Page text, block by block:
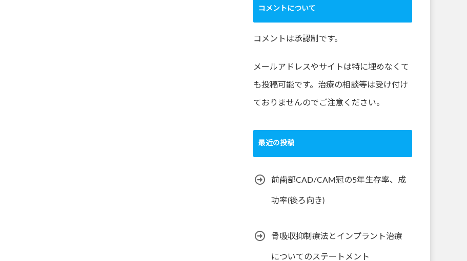
コメントについて
コメントは承認制です。
メールアドレスやサイトは特に埋めなくて
も投稿可能です。治療の相談等は受け付け
ておりませんのでご注意ください。
最近の投稿
前歯部CAD/CAM冠の5年生存率、成
功率(後ろ向き)
骨吸収抑制療法とインプラント治療
についてのステートメント